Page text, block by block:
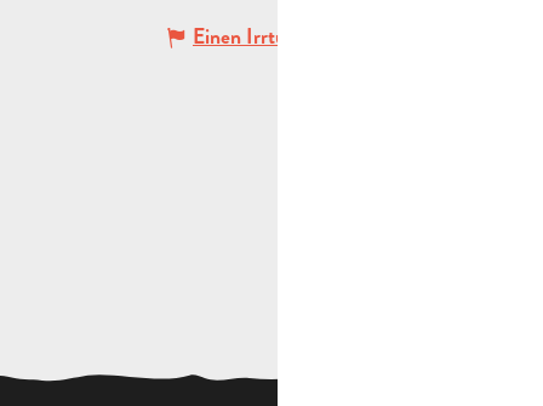
Einen Irrtum angeben